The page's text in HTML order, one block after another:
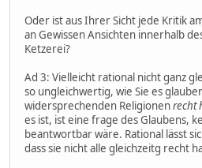
Oder ist aus Ihrer Sicht jede Kritik
an Gewissen Ansichten innerhalb
Ketzerei?
Ad 3: Vielleicht rational nicht ganz
so ungleichwertig, wie Sie es
widersprechenden Religionenrecht
es ist, ist eine frage des Glaubens,
beantwortbar wäre. Rational lässt
dass sie nicht alle gleichzeitg recht